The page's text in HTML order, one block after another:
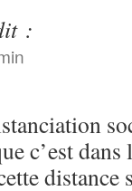
:
c’est dans
distance